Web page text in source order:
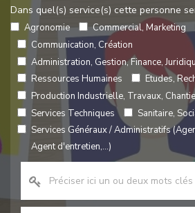
Dans quel(s) service(s) cette personne
Agronomie Commercial, Marketing
Communication, Création
Administration, Gestion, Finance,
Ressources Humaines
Etudes,
Production Industrielle, Travaux,
Services Techniques
Sanitaire,
Services Généraux / Administratifs
Agent d'entretien,...)